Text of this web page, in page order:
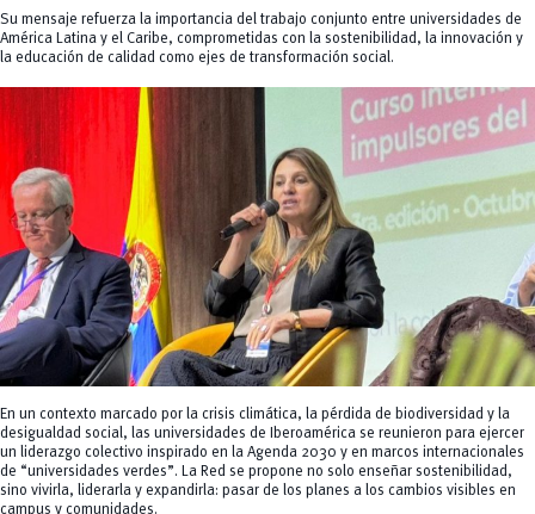
Su mensaje refuerza la importancia del trabajo conjunto entre universidades de
América Latina y el Caribe, comprometidas con la sostenibilidad, la innovación y
la educación de calidad como ejes de transformación social.
En un contexto marcado por la crisis climática, la pérdida de biodiversidad y la
desigualdad social, las universidades de Iberoamérica se reunieron para ejercer
un liderazgo colectivo inspirado en la Agenda 2030 y en marcos internacionales
de “universidades verdes”. La Red se propone no solo enseñar sostenibilidad,
sino vivirla, liderarla y expandirla: pasar de los planes a los cambios visibles en
campus y comunidades.